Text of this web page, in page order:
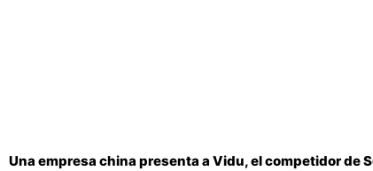
Una empresa china presenta a Vidu, el competidor de